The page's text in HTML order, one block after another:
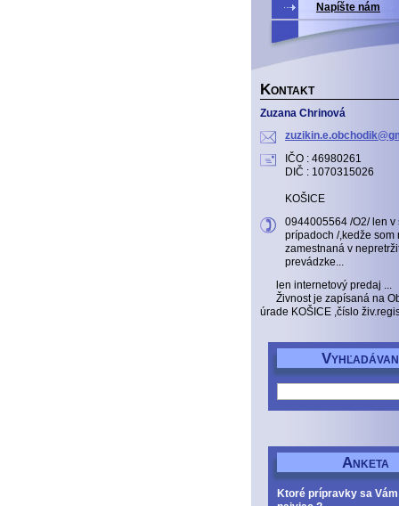
Napíšte nám
KONTAKT
Zuzana Chrinová
zuzikin.e.obchod
IČO : 46980261
DIČ : 1070315026
KOŠICE
0944005564 /O2/ len v
prípadoch /,kedže som
zamestnaná v
prevádzke...
len internetový predaj ...
Živnost je zapísaná na
úrade KOŠICE ,číslo
V
ANKETA
Ktoré prípravky sa